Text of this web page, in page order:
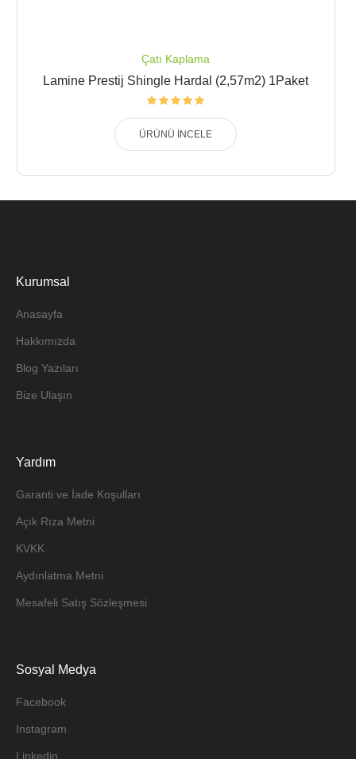
Çatı Kaplama
Lamine Prestij Shingle Hardal (2,57m2) 1Paket
ÜRÜNÜ İNCELE
Kurumsal
Anasayfa
Hakkımızda
Blog Yazıları
Bize Ulaşın
Yardım
Garanti ve İade Koşulları
Açık Rıza Metni
KVKK
Aydınlatma Metni
Mesafeli Satış Sözleşmesi
Sosyal Medya
Facebook
Instagram
Linkedin